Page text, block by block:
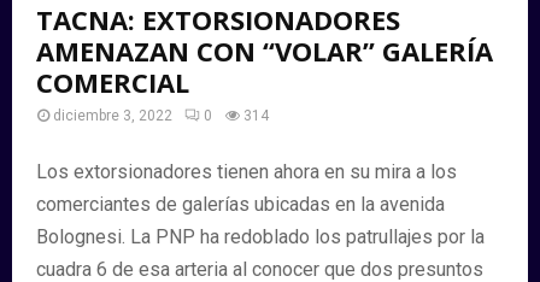
TACNA: EXTORSIONADORES
AMENAZAN CON “VOLAR” GALERÍA
COMERCIAL
diciembre 3, 2022 0 314
Los extorsionadores tienen ahora en su mira a los
comerciantes de galerías ubicadas en la avenida
Bolognesi. La PNP ha redoblado los patrullajes por la
cuadra 6 de esa arteria al conocer que dos presuntos